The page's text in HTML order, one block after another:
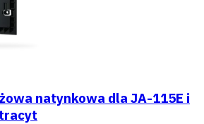
natynkowa dla JA-115E i